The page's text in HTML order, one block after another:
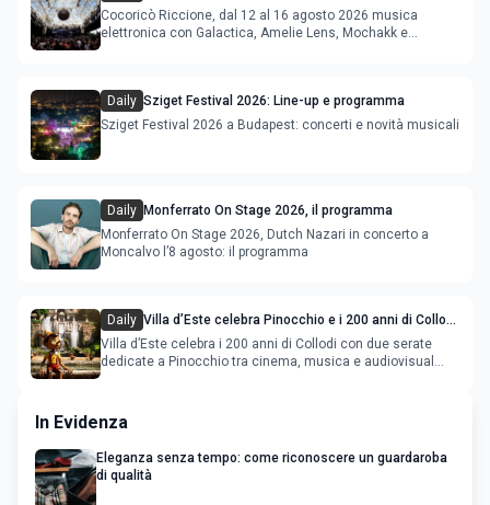
agosto 2026
Cocoricò Riccione, dal 12 al 16 agosto 2026 musica
elettronica con Galactica, Amelie Lens, Mochakk e
Daily Sziget Festival 2026: Line-up e programma
Sziget Festival 2026 a Budapest: concerti e novità musicali
Daily Monferrato On Stage 2026, il programma
Monferrato On Stage 2026, Dutch Nazari in concerto a
Moncalvo l’8 agosto: il programma
Daily Villa d’Este celebra Pinocchio e i 200 anni di Collodi
con cinema, musica e audiovisual mapping
Villa d’Este celebra i 200 anni di Collodi con due serate
dedicate a Pinocchio tra cinema, musica e audiovisual
In Evidenza
Eleganza senza tempo: come riconoscere un guardaroba
di qualità